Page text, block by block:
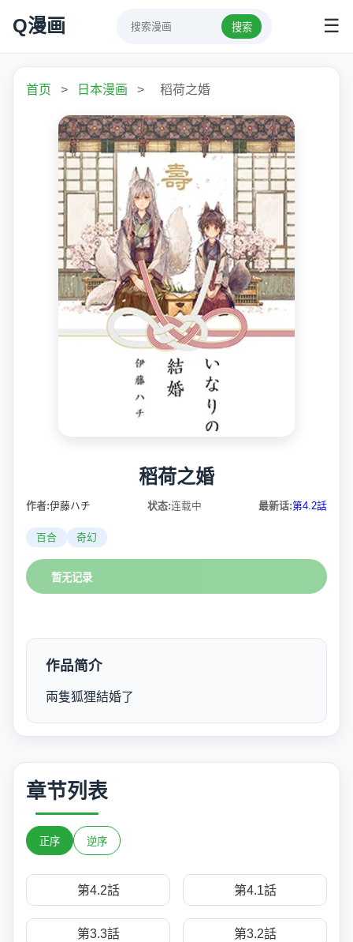
Q漫画 搜索 ☰
首页 > 日本漫画 > 稻荷之婚
稻荷之婚
作者:伊藤ハチ 状态:连载中 最新话:第4.2話
百合 奇幻
暂无记录
作品简介
兩隻狐狸結婚了
章节列表
正序 逆序
第4.2話 第4.1話
第3.3話 第3.2話